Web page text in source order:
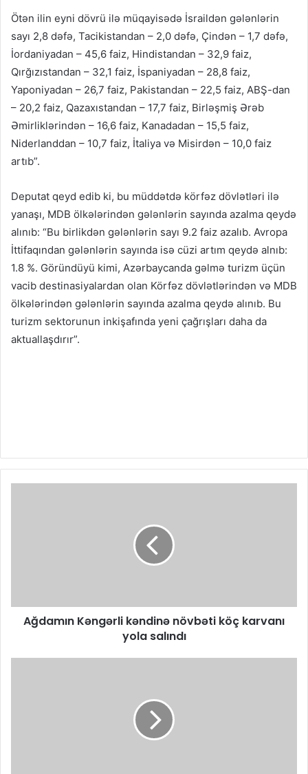
Ötən ilin eyni dövrü ilə müqayisədə İsraildən gələnlərin
sayı 2,8 dəfə, Tacikistandan – 2,0 dəfə, Çindən – 1,7 dəfə,
İordaniyadan – 45,6 faiz, Hindistandan – 32,9 faiz,
Qırğızıstandan – 32,1 faiz, İspaniyadan – 28,8 faiz,
Yaponiyadan – 26,7 faiz, Pakistandan – 22,5 faiz, ABŞ-dan
– 20,2 faiz, Qazaxıstandan – 17,7 faiz, Birləşmiş Ərəb
Əmirliklərindən – 16,6 faiz, Kanadadan – 15,5 faiz,
Niderlanddan – 10,7 faiz, İtaliya və Misirdən – 10,0 faiz
artıb”.
Deputat qeyd edib ki, bu müddətdə körfəz dövlətləri ilə
yanaşı, MDB ölkələrindən gələnlərin sayında azalma qeydə
alınıb: “Bu birlikdən gələnlərin sayı 9.2 faiz azalıb. Avropa
İttifaqından gələnlərin sayında isə cüzi artım qeydə alnıb:
1.8 %. Göründüyü kimi, Azərbaycanda gəlmə turizm üçün
vacib destinasiyalardan olan Körfəz dövlətlərindən və MDB
ölkələrindən gələnlərin sayında azalma qeydə alınıb. Bu
turizm sektorunun inkişafında yeni çağrışları daha da
aktuallaşdırır”.
Ağdamın Kəngərli kəndinə növbəti köç karvanı
yola salındı